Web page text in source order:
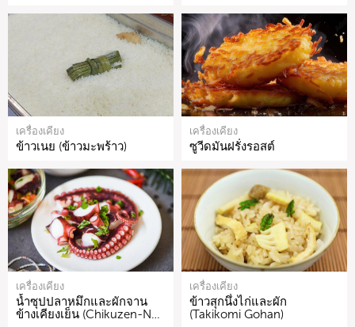
เครื่องเคียง
ข้าวเนย (ข้าวมะพร้าว)
เครื่องเคียง
ซูวีดมันฝรั่งรอสต์
เครื่องเคียง
น้ำซุปปลาหมึกและผักจาน
ข้างเคียงเย็น (Chikuzen-N…
เครื่องเคียง
ข้าวสุกนึ่งไก่และผัก
(Takikomi Gohan)